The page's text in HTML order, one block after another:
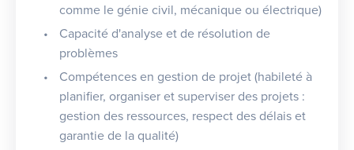
comme le génie civil, mécanique ou électrique)
Capacité d'analyse et de résolution de
problèmes
Compétences en gestion de projet (habileté à
planifier, organiser et superviser des projets :
gestion des ressources, respect des délais et
garantie de la qualité)